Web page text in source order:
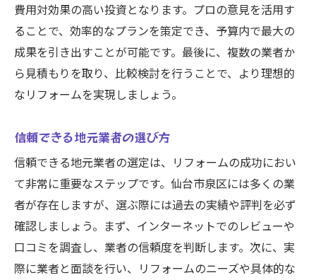
費用対効果の高い投資となります。プロの意見を活用す
ることで、効率的なプランを策定でき、予算内で最大の
成果を引き出すことが可能です。最後に、複数の業者か
ら見積もりを取り、比較検討を行うことで、より理想的
なリフォームを実現しましょう。
信頼できる地元業者の選び方
信頼できる地元業者の選定は、リフォームの成功におい
て非常に重要なステップです。仙台市泉区には多くの業
者が存在しますが、選ぶ際には過去の実績や評判を必ず
確認しましょう。まず、インターネットでのレビューや
口コミを調査し、業者の信頼度を判断します。次に、実
際に業者と面談を行い、リフォームのニーズや具体的な